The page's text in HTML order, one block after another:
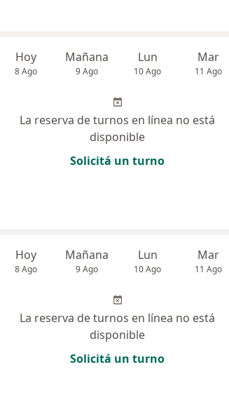
Hoy
8 Ago
Mañana
9 Ago
Lun
10 Ago
Mar
11 Ago
La reserva de turnos en línea no está
disponible
Solicitá un turno
Hoy
8 Ago
Mañana
9 Ago
Lun
10 Ago
Mar
11 Ago
La reserva de turnos en línea no está
disponible
Solicitá un turno